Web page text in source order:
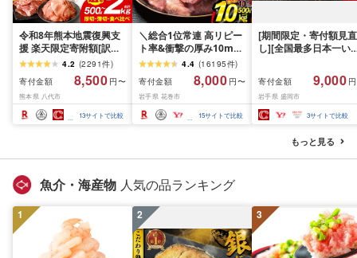
令和8年熊本地震復興支
援 楽天限定寄附額[訳あ
り]牛タン 500g〜2kg 肉
牛肉 訳あり 牛タン 冷凍
小分け 厚切り 薄切り 食
べ比べ 500g 1kg 1.5kg
2kg 牛 人気 ビーフ 牛た
ん ふるさと納税 ランキ
4.2 (2291件)
寄付金額
8,500 円〜
熊本県 八代市
13サイトで比較
＼総合1位常連 高リピー
ト率&衝撃の厚み10mm
厚切り牛タン 塩味/ ≪ス
ピード発送!!10営業日以
内発送≫ 選べる内容量
500g / 1kg 定期便 毎月
届く 牛肉 肉 BBQ ふるさ
と 人気 ランキング 岩手
4.4 (16195件)
寄付金額
8,000 円〜
岩手県 花巻市
15サイトで比較
[期間限定・寄付額見直
し][全国最多日本一い
1.5kg(150g×10個) い
て牛 × 岩中豚 ハンバー
グ 合挽き 合い挽き 黒
和牛 人気 冷凍 個包装
分け 冷凍 牛肉 豚肉 和
ビーフ ポーク はんば
ぐ 挽肉 お肉 ミンチ 肉
お弁当 hannba-gu ラ
寄付金額 9,000
岩手県 盛岡市
3サイトで比較
もっと見る
魚介・海産物 人気の品ランキング
1 2 3